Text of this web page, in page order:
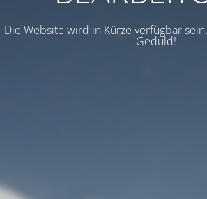
Die Website wird in Kürze verfügbar
Geduld!